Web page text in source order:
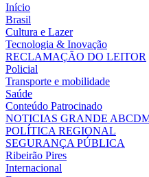
Início
Brasil
Cultura e Lazer
Tecnologia & Inovação
RECLAMAÇÃO DO LEITOR
Policial
Transporte e mobilidade
Saúde
Conteúdo Patrocinado
NOTICIAS GRANDE
POLÍTICA REGIONAL
SEGURANÇA PÚBLICA
Ribeirão Pires
Internacional